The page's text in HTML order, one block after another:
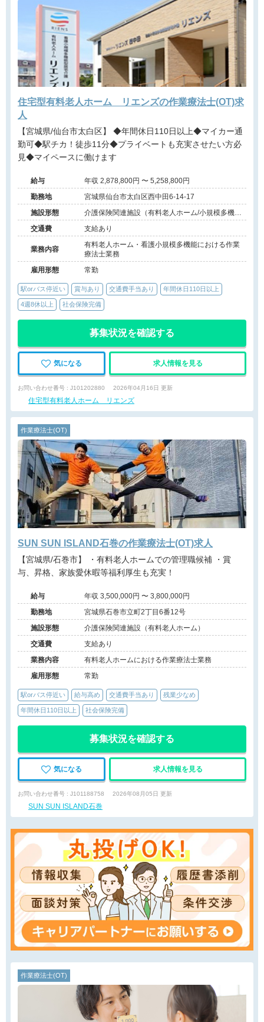
住宅型有料老人ホーム リエンズの作業療法士(OT)求
人
【宮城県/仙台市太白区】 ◆年間休日110日以上◆マイカー通
勤可◆駅チカ！徒歩11分◆プライベートも充実させたい方必
見◆マイペースに働けます
給与
年収 2,878,800円 〜 5,258,800円
勤務地
宮城県仙台市太白区西中田6-14-17
施設形態
介護保険関連施設（有料老人ホーム/小規模多機
能）
交通費 支給あり
業務内容
有料老人ホーム・看護小規模多機能における作業
療法士業務
雇用形態
常勤
駅orバス停近い 賞与あり 交通費手当あり 年間休日110日以上
4週8休以上 社会保険完備
募集状況を確認する
気になる 求人情報を見る
お問い合わせ番号 : J101202880 2026年04月16日 更新
住宅型有料老人ホーム リエンズ
作業療法士(OT)
SUN SUN ISLAND石巻の作業療法士(OT)求人
【宮城県/石巻市】 ・有料老人ホームでの管理職候補 ・賞
与、昇格、家族愛休暇等福利厚生も充実！
給与
年収 3,500,000円 〜 3,800,000円
勤務地
宮城県石巻市立町2丁目6番12号
施設形態
介護保険関連施設（有料老人ホーム）
交通費
支給あり
業務内容
有料老人ホームにおける作業療法士業務
雇用形態
常勤
駅orバス停近い 給与高め 交通費手当あり 残業少なめ
年間休日110日以上 社会保険完備
募集状況を確認する
気になる 求人情報を見る
お問い合わせ番号 : J101188758 2026年08月05日 更新
SUN SUN ISLAND石巻
作業療法士(OT)